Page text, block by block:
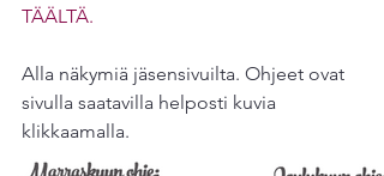
TÄÄLTÄ.
Alla näkymiä jäsensivuilta. Ohjeet ovat
sivulla saatavilla helposti kuvia
klikkaamalla.